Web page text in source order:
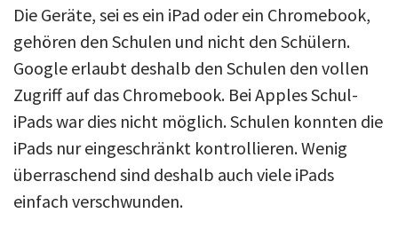
Die Geräte, sei es ein iPad oder ein Chromebook,
gehören den Schulen und nicht den Schülern.
Google erlaubt deshalb den Schulen den vollen
Zugriff auf das Chromebook. Bei Apples Schul-
iPads war dies nicht möglich. Schulen konnten die
iPads nur eingeschränkt kontrollieren. Wenig
überraschend sind deshalb auch viele iPads
einfach verschwunden.